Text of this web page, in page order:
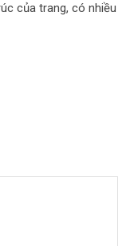
của trang, có nhiều